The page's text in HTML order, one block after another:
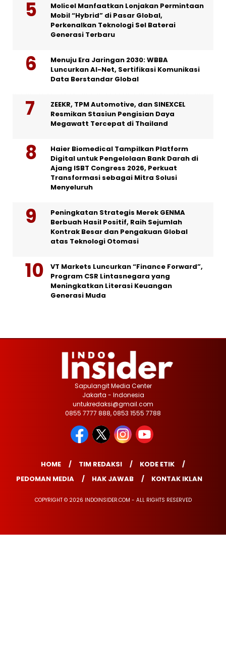
Molicel Manfaatkan Lonjakan Permintaan
Mobil “Hybrid” di Pasar Global,
Perkenalkan Teknologi Sel Baterai
Generasi Terbaru
Menuju Era Jaringan 2030: WBBA
Luncurkan AI-Net, Sertifikasi Komunikasi
Data Berstandar Global
ZEEKR, TPM Automotive, dan SINEXCEL
Resmikan Stasiun Pengisian Daya
Megawatt Tercepat di Thailand
Haier Biomedical Tampilkan Platform
Digital untuk Pengelolaan Bank Darah di
Ajang ISBT Congress 2026, Perkuat
Transformasi sebagai Mitra Solusi
Menyeluruh
Peningkatan Strategis Merek GENMA
Berbuah Hasil Positif, Raih Sejumlah
Kontrak Besar dan Pengakuan Global
atas Teknologi Otomasi
VT Markets Luncurkan “Finance Forward”,
Program CSR Lintasnegara yang
Meningkatkan Literasi Keuangan
Generasi Muda
Sapulangit Media Center
Jakarta - Indonesia
untukredaksi@gmail.com
0855 7777 888, 0853 1555 7788
HOME TIM REDAKSI
KODE ETIK
PEDOMAN MEDIA
HAK JAWAB KONTAK IKLAN
COPYRIGHT © 2026 INDOINSIDER.COM - ALL RIGHTS RESERVED